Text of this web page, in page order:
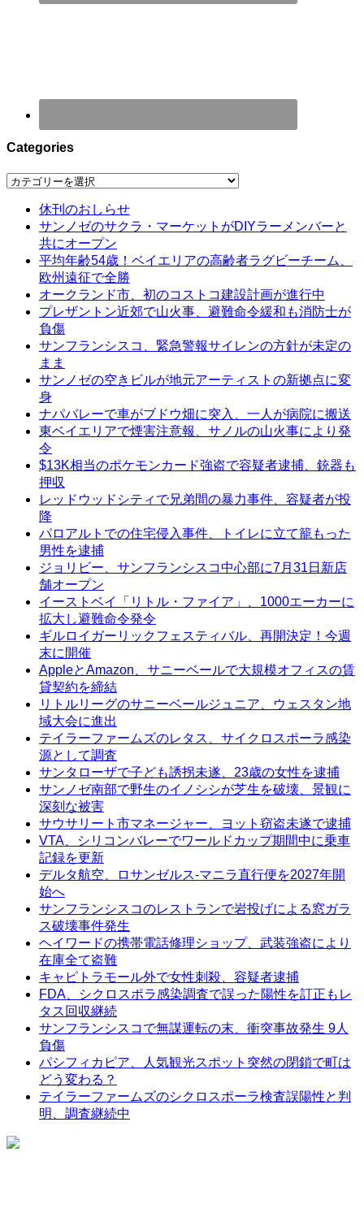
Categories
Categories
休刊のおしらせ
サンノゼのサクラ・マーケットがDIYラーメンバーと
共にオープン
平均年齢54歳！ベイエリアの高齢者ラグビーチーム、
欧州遠征で全勝
オークランド市、初のコストコ建設計画が進行中
プレザントン近郊で山火事、避難命令緩和も消防士が
負傷
サンフランシスコ、緊急警報サイレンの方針が未定の
まま
サンノゼの空きビルが地元アーティストの新拠点に変
身
ナパバレーで車がブドウ畑に突入、一人が病院に搬送
東ベイエリアで煙害注意報、サノルの山火事により発
令
$13K相当のポケモンカード強盗で容疑者逮捕、銃器も
押収
レッドウッドシティで兄弟間の暴力事件、容疑者が投
降
パロアルトでの住宅侵入事件、トイレに立て籠もった
男性を逮捕
ジョリビー、サンフランシスコ中心部に7月31日新店
舗オープン
イーストベイ「リトル・ファイア」、1000エーカーに
拡大し避難命令発令
ギルロイガーリックフェスティバル、再開決定！今週
末に開催
AppleとAmazon、サニーベールで大規模オフィスの賃
貸契約を締結
リトルリーグのサニーベールジュニア、ウェスタン地
域大会に進出
テイラーファームズのレタス、サイクロスポーラ感染
源として調査
サンタローザで子ども誘拐未遂、23歳の女性を逮捕
サンノゼ南部で野生のイノシシが芝生を破壊、景観に
深刻な被害
サウサリート市マネージャー、ヨット窃盗未遂で逮捕
VTA、シリコンバレーでワールドカップ期間中に乗車
記録を更新
デルタ航空、ロサンゼルス-マニラ直行便を2027年開
始へ
サンフランシスコのレストランで岩投げによる窓ガラ
ス破壊事件発生
ヘイワードの携帯電話修理ショップ、武装強盗により
在庫全て盗難
キャピトラモール外で女性刺殺、容疑者逮捕
FDA、シクロスポラ感染調査で誤った陽性を訂正もレ
タス回収継続
サンフランシスコで無謀運転の末、衝突事故発生 9人
負傷
パシフィカピア、人気観光スポット突然の閉鎖で町は
どう変わる？
テイラーファームズのシクロスポーラ検査誤陽性と判
明、調査継続中